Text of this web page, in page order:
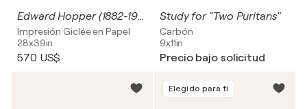
Edward Hopper (1882-1967), Morgensonne , 1952, Ohio Columbus Museum of Art, Printed in Belgium, Large size
Impresión Giclée en Papel
28x39in
570 US$
Study for "Two Puritans"
Carbón
9x11in
Precio bajo solicitud
Elegido para ti